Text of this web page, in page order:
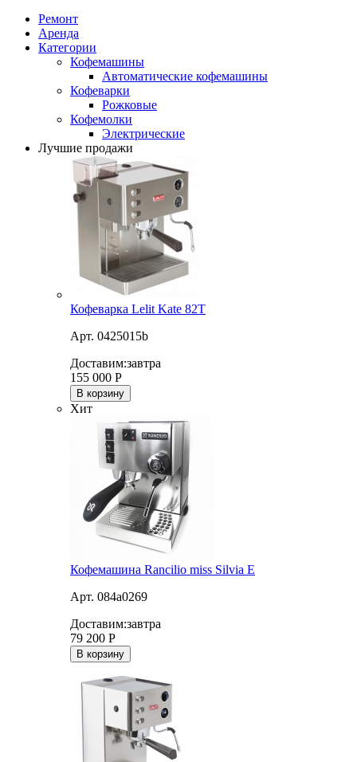
Ремонт
Аренда
Категории
Кофемашины
Автоматические кофемашины
Кофеварки
Рожковые
Кофемолки
Электрические
Лучшие продажи
Кофеварка Lelit Kate 82T
Арт. 0425015b
Доставим:завтра
155 000 Р
В корзину
Хит
Кофемашина Rancilio miss Silvia E
Арт. 084a0269
Доставим:завтра
79 200 Р
В корзину